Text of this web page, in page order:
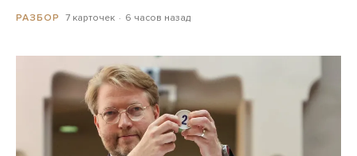
РАЗБОР 7 карточек 6 часов назад